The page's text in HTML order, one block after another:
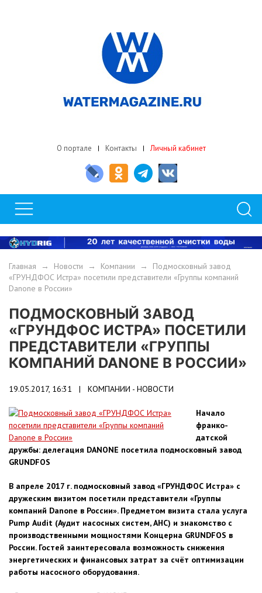
О портале Контакты Личный кабинет
Главная → Новости → Компании → Подмосковный завод
«ГРУНДФОС Истра» посетили представители «Группы компаний
Danone в России»
ПОДМОСКОВНЫЙ ЗАВОД
«ГРУНДФОС ИСТРА» ПОСЕТИЛИ
ПРЕДСТАВИТЕЛИ «ГРУППЫ
КОМПАНИЙ DANONE В РОССИИ»
19.05.2017, 16:31 | КОМПАНИИ - НОВОСТИ
Начало
франко-
датской
дружбы: делегация DANONE посетила подмосковный завод
GRUNDFOS
В апреле 2017 г. подмосковный завод «ГРУНДФОС Истра» с
дружеским визитом посетили представители «Группы
компаний Danone в России». Предметом визита стала услуга
Pump Audit (Аудит насосных систем, АНС) и знакомство с
производственными мощностями Концерна GRUNDFOS в
России. Гостей заинтересовала возможность снижения
энергетических и финансовых затрат за счёт оптимизации
работы насосного оборудования.